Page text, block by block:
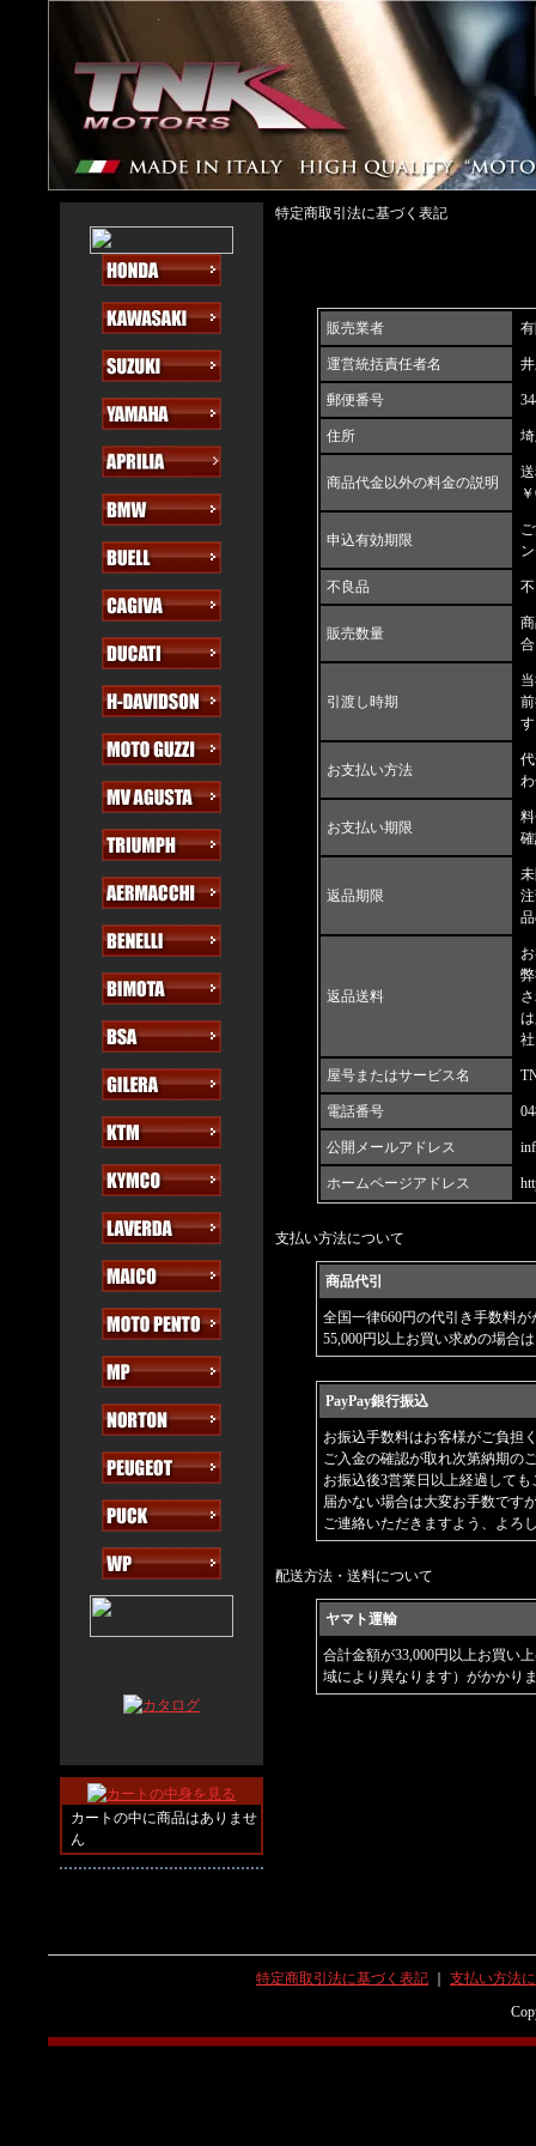
カートの中に商品はありませ
ん
特定商取引法に基づく表記
販売業者
運営統括責任者名
郵便番号
住所
商品代金以外の料金の説明
申込有効期限
不良品
販売数量
引渡し時期
お支払い方法
お支払い期限
返品期限
返品送料
屋号またはサービス名
電話番号
公開メールアドレス
ホームページアドレス
支払い方法について
商品代引
全国一律660円の代引き手数料
55,000円以上お買い求めの場合
PayPay銀行振込
お振込手数料はお客様がご負担
ご入金の確認が取れ次第納期の
お振込後3営業日以上経過して
届かない場合は大変お手数です
ご連絡いただきますよう、よろ
配送方法・送料について
ヤマト運輸
合計金額が33,000円以上お買い
域により異なります）がかかり
特定商取引法に基づく表記
支払い方法